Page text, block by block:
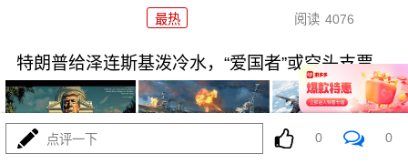
最热 阅读 4076
特朗普给泽连斯基泼冷水，“爱国者”或空头支票
点评一下 0 0